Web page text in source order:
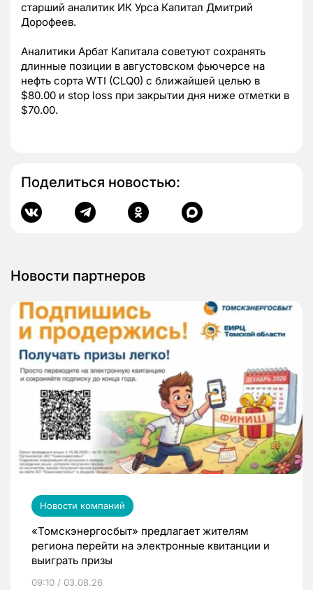
старший аналитик ИК Урса Капитал Дмитрий
Дорофеев.
Аналитики Арбат Капитала советуют сохранять
длинные позиции в августовском фьючерсе на
нефть сорта WTI (CLQ0) с ближайшей целью в
$80.00 и stop loss при закрытии дня ниже отметки в
$70.00.
Поделиться новостью:
Новости партнеров
Новости компаний
«Томскэнергосбыт» предлагает жителям
региона перейти на электронные квитанции и
выиграть призы
09:10 / 03.08.26